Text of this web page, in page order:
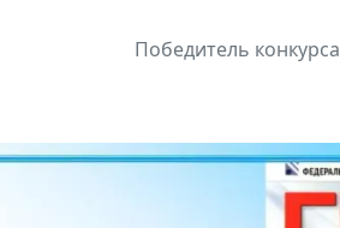
Победитель конкурса